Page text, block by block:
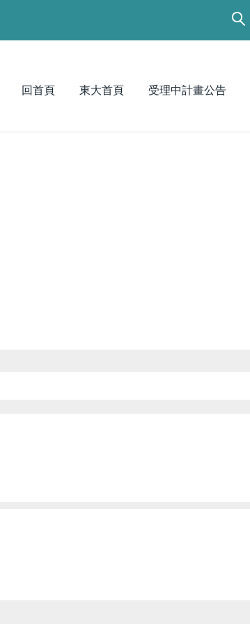
回首頁 東大首頁 受理中計畫公告